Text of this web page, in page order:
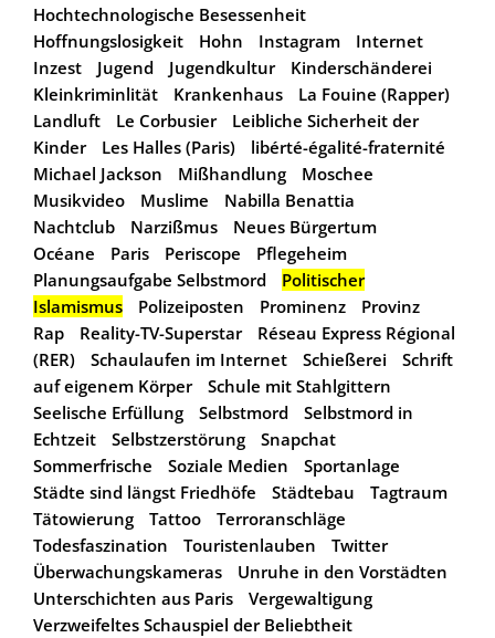
Hochtechnologische Besessenheit
Hoffnungslosigkeit
Hohn Instagram
Internet
Inzest
Jugend Jugendkultur
Kinderschänderei
Kleinkriminlität
Krankenhaus
La Fouine (Rapper)
Landluft
Le Corbusier
Leibliche Sicherheit der
Kinder
Les Halles (Paris)
libérté-égalité-fraternité
Michael Jackson
Mißhandlung
Moschee
Musikvideo
Muslime
Nabilla Benattia
Nachtclub
Narzißmus
Neues Bürgertum
Océane
Paris Periscope
Pflegeheim
Planungsaufgabe Selbstmord
Politischer
Islamismus
Polizeiposten Prominenz
Provinz
Rap
Reality-TV-Superstar
Réseau Express Régional
(RER)
Schaulaufen im Internet Schießerei
Schrift
auf eigenem Körper
Schule mit Stahlgittern
Seelische Erfüllung
Selbstmord
Selbstmord in
Echtzeit
Selbstzerstörung
Snapchat
Sommerfrische
Soziale Medien
Sportanlage
Städte sind längst Friedhöfe
Städtebau
Tagtraum
Tätowierung
Tattoo
Terroranschläge
Todesfaszination
Touristenlauben
Twitter
Überwachungskameras
Unruhe in den Vorstädten
Unterschichten aus Paris
Vergewaltigung
Verzweifeltes Schauspiel der Beliebtheit